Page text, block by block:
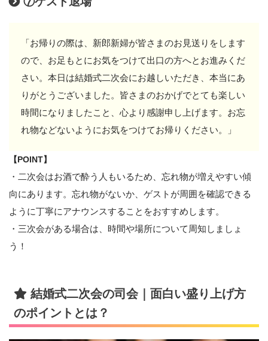
「お帰りの際は、新郎新婦が皆さまのお見送りをします
ので、お足もとにお気をつけて出口の方へとお進みくだ
さい。本日は結婚式二次会にお越しいただき、本当にあ
りがとうございました。皆さまのおかげでとても楽しい
時間になりましたこと、心より感謝申し上げます。お忘
れ物などないようにお気をつけてお帰りください。」
【POINT】
・二次会はお酒で酔う人もいるため、忘れ物が増えやすい傾
向にあります。忘れ物がないか、ゲストが周囲を確認できる
ように丁寧にアナウンスすることをおすすめします。
・三次会がある場合は、時間や場所について周知しましょ
う！
結婚式二次会の司会｜面白い盛り上げ方
のポイントとは？